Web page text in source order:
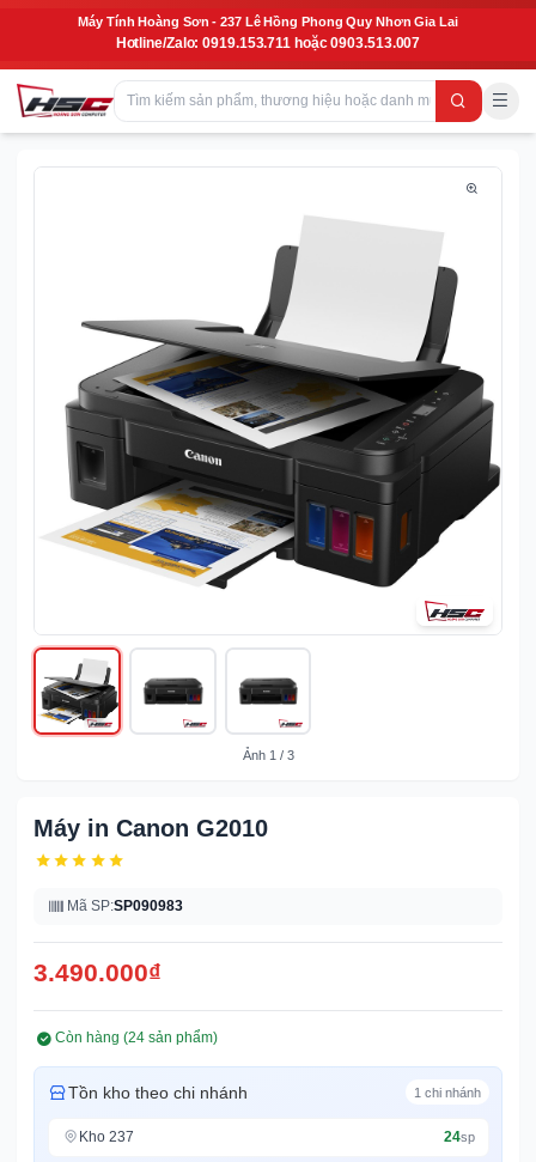
Máy Tính Hoàng Sơn - 237 Lê Hồng Phong Quy Nhơn Gia Lai
Hotline/Zalo: 0919.153.711 hoặc 0903.513.007
Ảnh 1 / 3
Máy in Canon G2010
Mã SP:SP090983
3.490.000₫
Còn hàng (24sản phẩm)
Tồn kho theo chi nhánh 1 chi nhánh
Kho 237 24sp